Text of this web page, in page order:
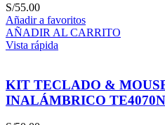
S/55.00
Añadir a favoritos
AÑADIR AL CARRITO
Vista rápida
KIT TECLADO &
INALÁMBRICO